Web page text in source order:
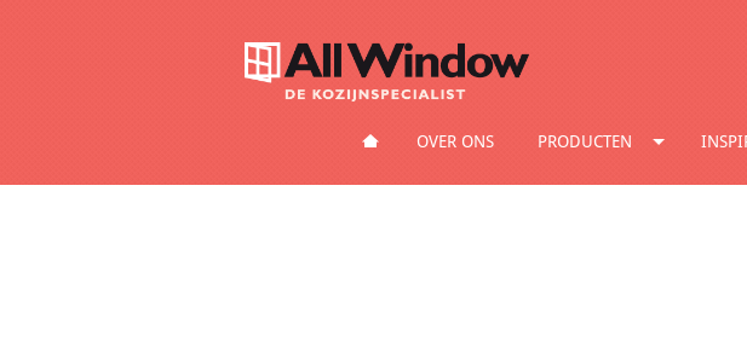
HOMEOVER ONS PRODUCTEN